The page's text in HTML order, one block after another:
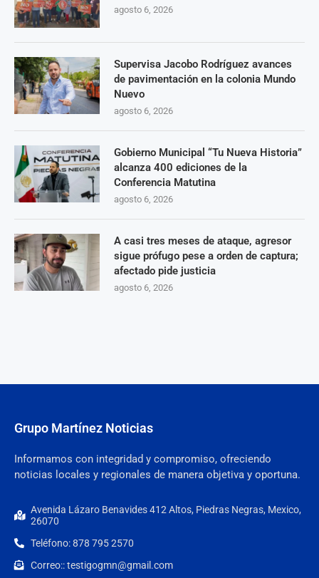
agosto 6, 2026
Supervisa Jacobo Rodríguez avances
de pavimentación en la colonia Mundo
Nuevo
agosto 6, 2026
Gobierno Municipal “Tu Nueva Historia”
alcanza 400 ediciones de la
Conferencia Matutina
agosto 6, 2026
A casi tres meses de ataque, agresor
sigue prófugo pese a orden de captura;
afectado pide justicia
agosto 6, 2026
Grupo Martínez Noticias
Informamos con integridad y compromiso, ofreciendo
noticias locales y regionales de manera objetiva y oportuna.
Avenida Lázaro Benavides 412 Altos, Piedras Negras, Mexico,
26070
Teléfono: 878 795 2570
Correo:: testigogmn@gmail.com